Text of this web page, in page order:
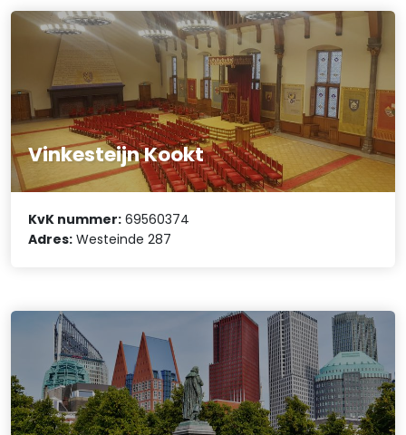
Vinkesteijn Kookt
KvK nummer: 69560374
Adres: Westeinde 287